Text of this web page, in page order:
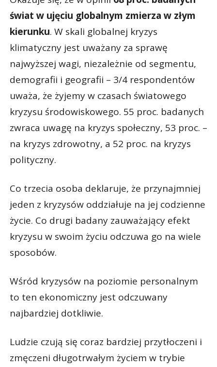
świat w ujęciu globalnym zmierza w złym
kierunku. W skali globalnej kryzys
klimatyczny jest uważany za sprawę
najwyższej wagi, niezależnie od segmentu,
demografii i geografii – 3/4 respondentów
uważa, że żyjemy w czasach światowego
kryzysu środowiskowego. 55 proc. badanych
zwraca uwagę na kryzys społeczny, 53 proc. –
na kryzys zdrowotny, a 52 proc. na kryzys
polityczny.
Co trzecia osoba deklaruje, że przynajmniej
jeden z kryzysów oddziałuje na jej codzienne
życie. Co drugi badany zauważający efekt
kryzysu w swoim życiu odczuwa go na wiele
sposobów.
Wśród kryzysów na poziomie personalnym
to ten ekonomiczny jest odczuwany
najbardziej dotkliwie.
Ludzie czują się coraz bardziej przytłoczeni i
zmęczeni długotrwałym życiem w trybie